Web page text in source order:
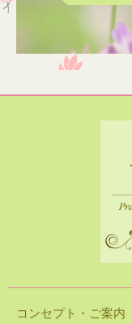
コンセプト・ご案内